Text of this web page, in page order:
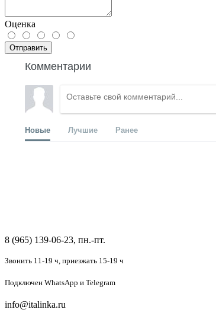
Оценка
Отправить
Комментарии
Новые Лучшие Ранее
8 (965) 139-06-23, пн.-пт.
Звонить 11-19 ч, приезжать 15-19 ч
Подключен WhatsApp и Telegram
info@italinka.ru